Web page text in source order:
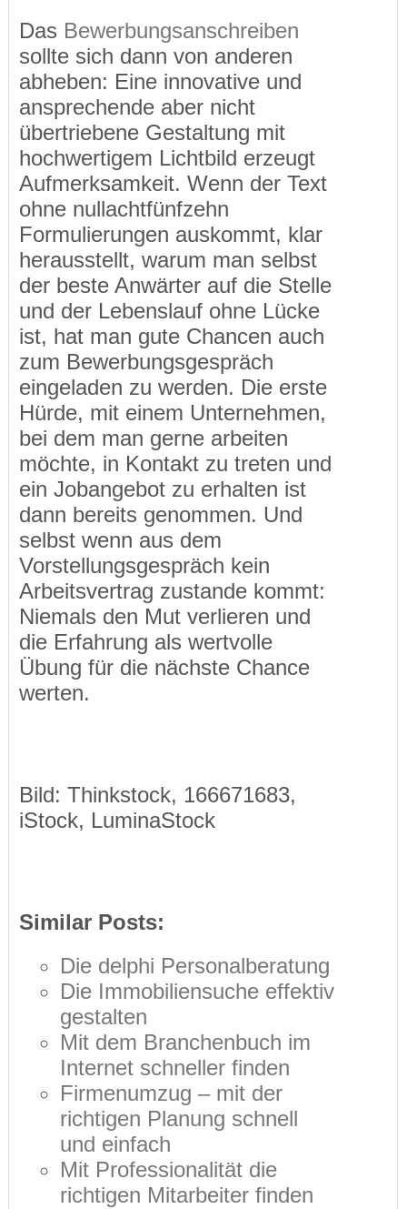
Das Bewerbungsanschreiben
sollte sich dann von anderen
abheben: Eine innovative und
ansprechende aber nicht
übertriebene Gestaltung mit
hochwertigem Lichtbild erzeugt
Aufmerksamkeit. Wenn der Text
ohne nullachtfünfzehn
Formulierungen auskommt, klar
herausstellt, warum man selbst
der beste Anwärter auf die Stelle
und der Lebenslauf ohne Lücke
ist, hat man gute Chancen auch
zum Bewerbungsgespräch
eingeladen zu werden. Die erste
Hürde, mit einem Unternehmen,
bei dem man gerne arbeiten
möchte, in Kontakt zu treten und
ein Jobangebot zu erhalten ist
dann bereits genommen. Und
selbst wenn aus dem
Vorstellungsgespräch kein
Arbeitsvertrag zustande kommt:
Niemals den Mut verlieren und
die Erfahrung als wertvolle
Übung für die nächste Chance
werten.
Bild: Thinkstock, 166671683,
iStock, LuminaStock
Similar Posts:
Die delphi Personalberatung
Die Immobiliensuche effektiv
gestalten
Mit dem Branchenbuch im
Internet schneller finden
Firmenumzug – mit der
richtigen Planung schnell
und einfach
Mit Professionalität die
richtigen Mitarbeiter finden